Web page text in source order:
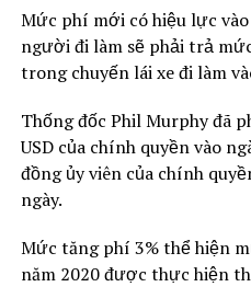
Mức phí mới có hiệu lực
người đi làm sẽ phải trả
trong chuyến lái xe đi làm
Thống đốc Phil Murphy đã
USD của chính quyền vào
đồng ủy viên của chính
ngày.
Mức tăng phí 3% thể hiện
năm 2020 được thực hiện